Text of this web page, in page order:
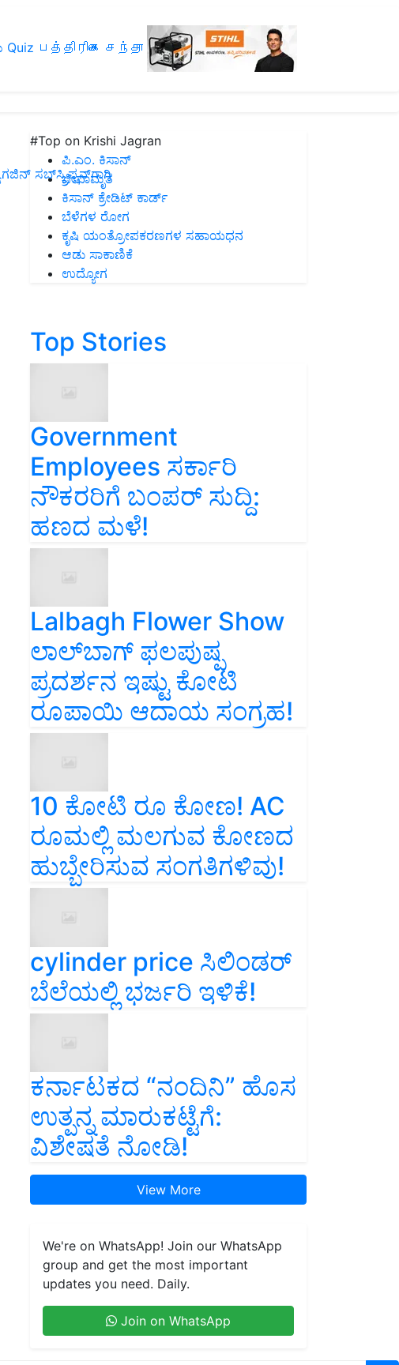
Quiz பத்திரிகை சந்தா
ಸಬ್‌ಸ್ಕ್ರಿಪ್ಷನ್‌ಗಾಗಿ
#Top on Krishi Jagran
ಪಿ.ಎಂ. ಕಿಸಾನ್
ಜೀವಾಮೃತ
ಕಿಸಾನ್ ಕ್ರೇಡಿಟ್ ಕಾರ್ಡ್
ಬೆಳೆಗಳ ರೋಗ
ಕೃಷಿ ಯಂತ್ರೋಪಕರಣಗಳ ಸಹಾಯಧನ
ಆಡು ಸಾಕಾಣಿಕೆ
ಉದ್ಯೋಗ
Top Stories
Government
Employees ಸರ್ಕಾರಿ
ನೌಕರರಿಗೆ ಬಂಪರ್‌ ಸುದ್ದಿ:
ಹಣದ ಮಳೆ!
Lalbagh Flower Show
ಲಾಲ್‌ಬಾಗ್ ಫಲಪುಷ್ಪ
ಪ್ರದರ್ಶನ ಇಷ್ಟು ಕೋಟಿ
ರೂಪಾಯಿ ಆದಾಯ ಸಂಗ್ರಹ!
10 ಕೋಟಿ ರೂ ಕೋಣ! AC
ರೂಮಲ್ಲಿ ಮಲಗುವ ಕೋಣದ
ಹುಬ್ಬೇರಿಸುವ ಸಂಗತಿಗಳಿವು!
cylinder price ಸಿಲಿಂಡರ್‌
ಬೆಲೆಯಲ್ಲಿ ಭರ್ಜರಿ ಇಳಿಕೆ!
ಕರ್ನಾಟಕದ “ನಂದಿನಿ” ಹೊಸ
ಉತ್ಪನ್ನ ಮಾರುಕಟ್ಟೆಗೆ:
ವಿಶೇಷತೆ ನೋಡಿ!
View More
We're on WhatsApp! Join our WhatsApp
group and get the most important
updates you need. Daily.
Join on WhatsApp